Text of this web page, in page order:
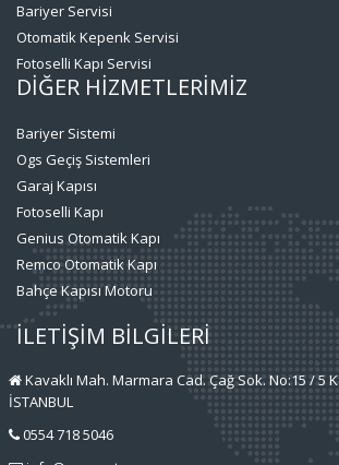
Bariyer Servisi
Otomatik Kepenk Servisi
Fotoselli Kapı Servisi
DİĞER HİZMETLERİMİZ
Bariyer Sistemi
Ogs Geçiş Sistemleri
Garaj Kapısı
Fotoselli Kapı
Genius Otomatik Kapı
Remco Otomatik Kapı
Bahçe Kapısı Motoru
İLETİŞİM BİLGİLERİ
Kavaklı Mah. Marmara Cad. Çağ Sok. No:15 / 5
İSTANBUL
0554 718 5046